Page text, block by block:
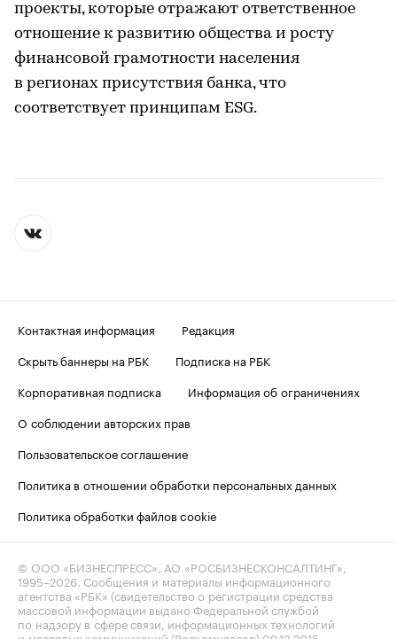
проекты, которые отражают ответственное
отношение к развитию общества и росту
финансовой грамотности населения
в регионах присутствия банка, что
соответствует принципам ESG.
Контактная информация
Редакция
Скрыть баннеры на РБК
Подписка на РБК
Корпоративная подписка
Информация об ограничениях
О соблюдении авторских прав
Пользовательское соглашение
Политика в отношении обработки персональных данных
Политика обработки файлов cookie
© ООО «БИЗНЕСПРЕСС», АО «РОСБИЗНЕСКОНСАЛТИНГ»,
1995–2026. Сообщения и материалы информационного
агентства «РБК» (свидетельство о регистрации средства
массовой информации выдано Федеральной службой
по надзору в сфере связи, информационных технологий